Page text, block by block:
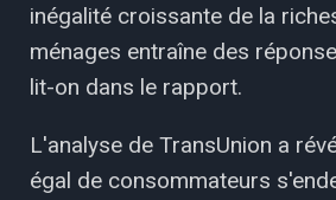
inégalité croissante de la
ménages entraîne des
lit-on dans le rapport.
L'analyse de TransUnion a
égal de consommateurs